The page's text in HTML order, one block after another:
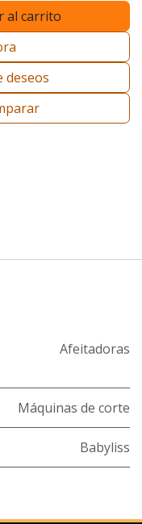
al carrito
deseos
Afeitadoras
Máquinas de corte
Babyliss